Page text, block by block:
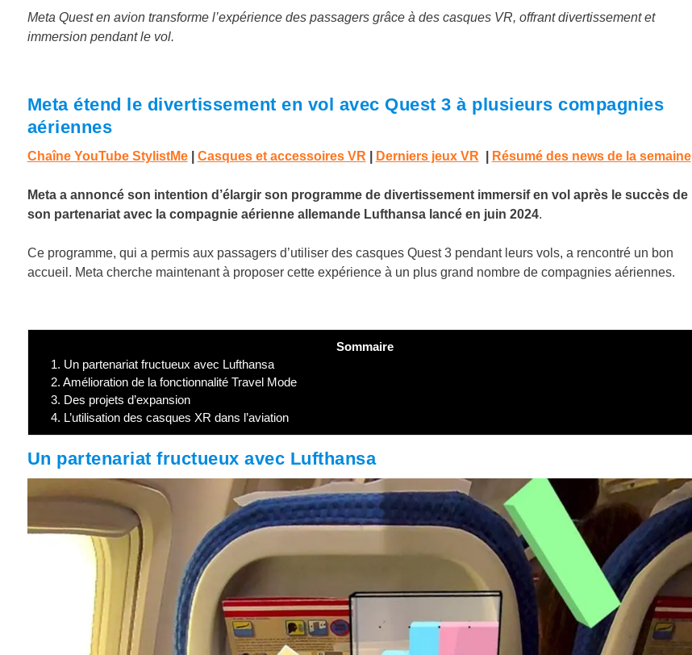
Meta Quest en avion transforme l’expérience des passagers grâce à des casques VR, offrant divertissement et
immersion pendant le vol.
Meta étend le divertissement en vol avec Quest 3 à plusieurs compagnies
aériennes
Chaîne YouTube StylistMe Casques et accessoires VR Derniers jeux VR Résumé des news de la semaine
Meta a annoncé son intention d’élargir son programme de divertissement immersif en vol après le succès de
son partenariat avec la compagnie aérienne allemande Lufthansa lancé en juin 2024.
Ce programme, qui a permis aux passagers d’utiliser des casques Quest 3 pendant leurs vols, a rencontré un bon
accueil. Meta cherche maintenant à proposer cette expérience à un plus grand nombre de compagnies aériennes.
Sommaire
1. Un partenariat fructueux avec Lufthansa
2. Amélioration de la fonctionnalité Travel Mode
3. Des projets d’expansion
4. L’utilisation des casques XR dans l’aviation
Un partenariat fructueux avec Lufthansa